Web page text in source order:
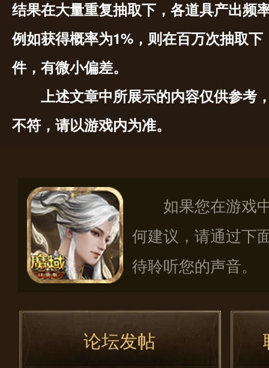
结果在大量重复抽取下，各道具产出频
例如获得概率为1%，则在百万次抽取
件，有微小偏差。
上述文章中所展示的内容仅供参考
不符，请以游戏内为准。
如果您在游戏
何建议，请通过下
待聆听您的声音。
论坛发帖